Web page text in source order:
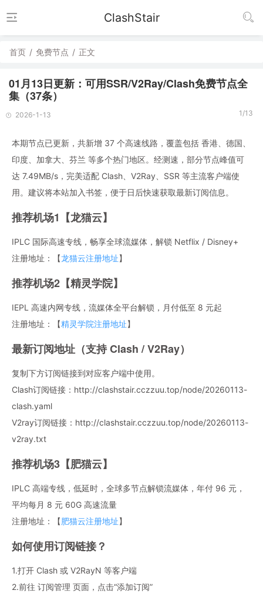
ClashStair
首页 / 免费节点 / 正文
01月13日更新：可用SSR/V2Ray/Clash免费节点全
集（37条）
2026-1-13 1/13
本期节点已更新，共新增 37 个高速线路，覆盖包括 香港、德国、
印度、加拿大、芬兰 等多个热门地区。经测速，部分节点峰值可
达 7.49MB/s，完美适配 Clash、V2Ray、SSR 等主流客户端使
用。建议将本站加入书签，便于日后快速获取最新订阅信息。
推荐机场1【龙猫云】
IPLC 国际高速专线，畅享全球流媒体，解锁 Netflix / Disney+
注册地址：【龙猫云注册地址】
推荐机场2【精灵学院】
IEPL 高速内网专线，流媒体全平台解锁，月付低至 8 元起
注册地址：【精灵学院注册地址】
最新订阅地址（支持 Clash / V2Ray）
复制下方订阅链接到对应客户端中使用。
Clash订阅链接：http://clashstair.cczzuu.top/node/20260113-
clash.yaml
V2ray订阅链接：http://clashstair.cczzuu.top/node/20260113-
v2ray.txt
推荐机场3【肥猫云】
IPLC 高端专线，低延时，全球多节点解锁流媒体，年付 96 元，
平均每月 8 元 60G 高速流量
注册地址：【肥猫云注册地址】
如何使用订阅链接？
1.打开 Clash 或 V2RayN 等客户端
2.前往 订阅管理 页面，点击“添加订阅”